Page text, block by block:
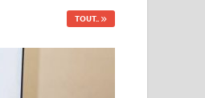
TOUT..